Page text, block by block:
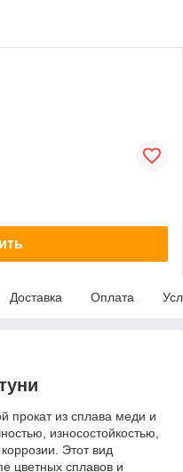
Доставка Оплата
прокат из сплава меди и
износостойкостью,
Этот вид
цветных сплавов и